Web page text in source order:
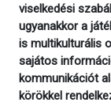
viselkedési
ugyanakkor a
is multikulturális
sajátos
kommunikációt
körökkel